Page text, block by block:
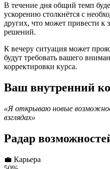
В течение дня общий темп
ускорению столкнётся с
других, что может привести к
решений.
К вечеру ситуация может
будут требовать вашего
корректировки курса.
Ваш внутренний
«Я открываю новые
взглядах»
Радар
💼 Карьера